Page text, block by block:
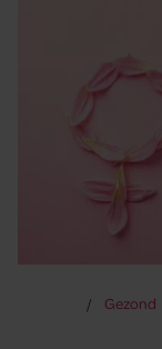
Gezond